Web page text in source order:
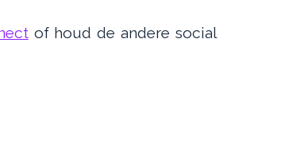
of houd de andere social